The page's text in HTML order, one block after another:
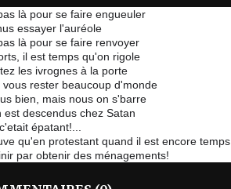
là pour se faire engueuler
essayer l'auréole
là pour se faire renvoyer
il est temps qu'on rigole
les ivrognes à la porte
vous rester beaucoup d'monde
bien, mais nous on s'barre
est descendus chez Satan
épatant!...
qu'en protestant quand il est encore temps
par obtenir des ménagements!